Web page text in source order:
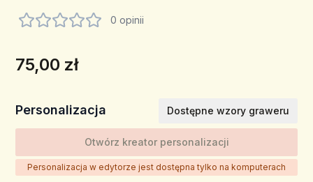
0 opinii
75,00 zł
Personalizacja Dostępne wzory graweru
Otwórz kreator personalizacji
Personalizacja w edytorze jest dostępna tylko na komputerach